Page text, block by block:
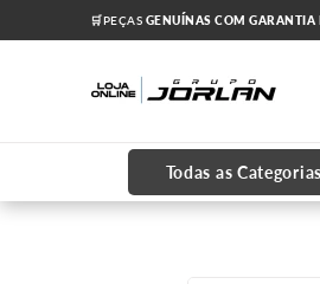
🛒PEÇAS GENUÍNAS COM GARANTIA
Todas as Categorias
1
chevrolet
2º
onix